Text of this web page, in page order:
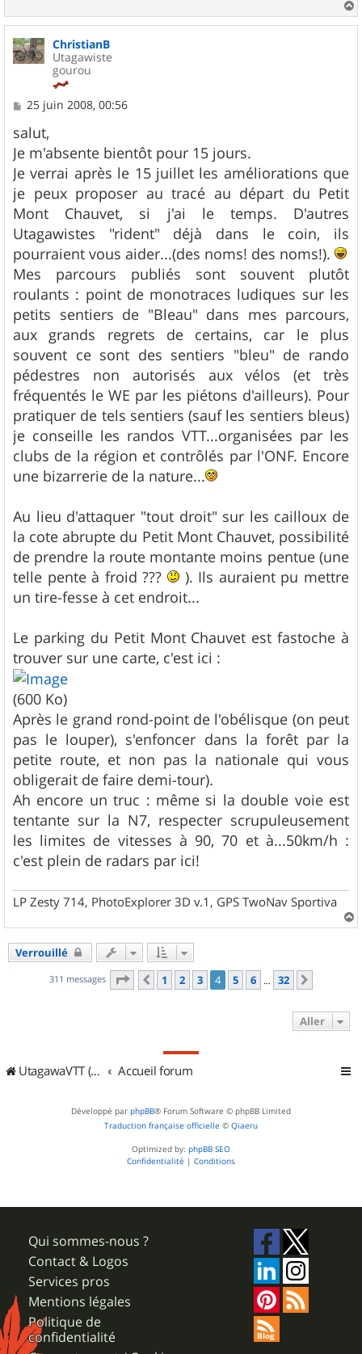
a
ChristianB
Utagawiste
gourou
M
s
s
a
g
e
25 juin 2008, 00:56
salut,
Je m'absente bientôt pour 15 jours.
Je verrai après le 15 juillet les améliorations que
je peux proposer au tracé au départ du Petit
Mont Chauvet, si j'ai le temps. D'autres
Utagawistes "rident" déjà dans le coin, ils
pourraient vous aider...(des noms! des noms!).
Mes parcours publiés sont souvent plutôt
roulants : point de monotraces ludiques sur les
petits sentiers de "Bleau" dans mes parcours,
aux grands regrets de certains, car le plus
souvent ce sont des sentiers "bleu" de rando
pédestres non autorisés aux vélos (et très
fréquentés le WE par les piétons d'ailleurs). Pour
pratiquer de tels sentiers (sauf les sentiers bleus)
je conseille les randos VTT...organisées par les
clubs de la région et contrôlés par l'ONF. Encore
une bizarrerie de la nature...
Au lieu d'attaquer "tout droit" sur les cailloux de
la cote abrupte du Petit Mont Chauvet, possibilité
de prendre la route montante moins pentue (une
telle pente à froid ???
). Ils auraient pu mettre
un tire-fesse à cet endroit...
Le parking du Petit Mont Chauvet est fastoche à
trouver sur une carte, c'est ici :
(600 Ko)
Après le grand rond-point de l'obélisque (on peut
pas le louper), s'enfoncer dans la forêt par la
petite route, et non pas la nationale qui vous
obligerait de faire demi-tour).
Ah encore un truc : même si la double voie est
tentante sur la N7, respecter scrupuleusement
les limites de vitesses à 90, 70 et à...50km/h :
c'est plein de radars par ici!
LP Zesty 714, PhotoExplorer 3D v.1, GPS TwoNav Sportiva
a
Verrouillé
311 messages Page 4sur
Précédent
1 2 3 4 5 6 … 32
Aller
UtagawaVTT (Randos VTT et VTTAE avec traces GPS) Accueil forum
Développé par phpBB® Forum Software © phpBB Limited
Traduction française officielle © Qiaeru
Optimized by: phpBB SEO
Confidentialité | Conditions
Qui sommes-nous ?
Contact & Logos
Services pros
Mentions légales
Politique de
confidentialité